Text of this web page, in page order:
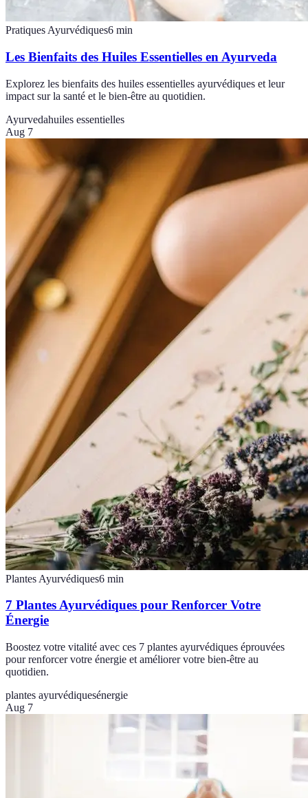
Pratiques Ayurvédiques6 min
Les Bienfaits des Huiles Essentielles en Ayurveda
Explorez les bienfaits des huiles essentielles ayurvédiques et leur
impact sur la santé et le bien-être au quotidien.
Ayurvedahuiles essentielles
Aug 7
Plantes Ayurvédiques6 min
7 Plantes Ayurvédiques pour Renforcer Votre
Énergie
Boostez votre vitalité avec ces 7 plantes ayurvédiques éprouvées
pour renforcer votre énergie et améliorer votre bien-être au
quotidien.
plantes ayurvédiquesénergie
Aug 7